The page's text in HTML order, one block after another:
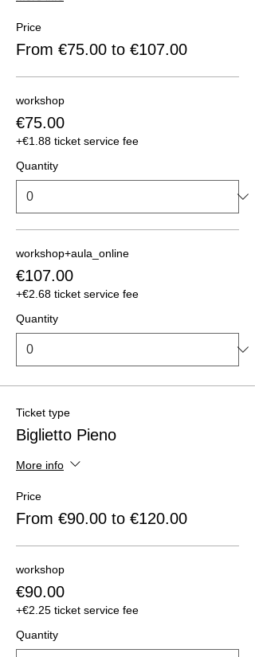
Price
From €75.00 to €107.00
workshop
€75.00
+€1.88 ticket service fee
Quantity
workshop+aula_online
€107.00
+€2.68 ticket service fee
Quantity
Ticket type
Biglietto Pieno
More info
Price
From €90.00 to €120.00
workshop
€90.00
+€2.25 ticket service fee
Quantity